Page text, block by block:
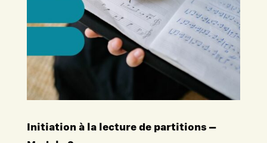
Initiation à la lecture de partitions –